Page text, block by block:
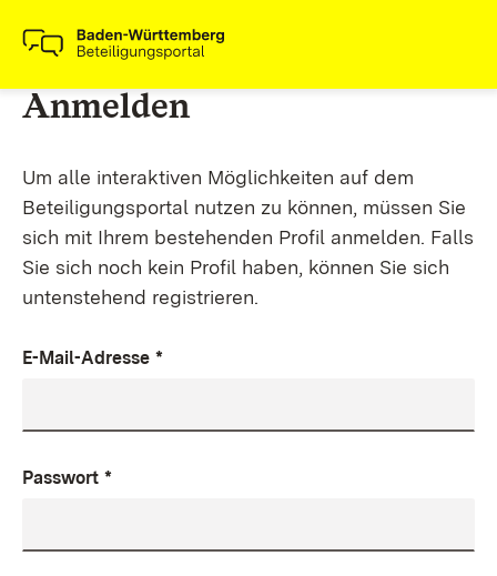
Anmelden
Um alle interaktiven Möglichkeiten auf dem
Beteiligungsportal nutzen zu können, müssen Sie
sich mit Ihrem bestehenden Profil anmelden. Falls
Sie sich noch kein Profil haben, können Sie sich
untenstehend registrieren.
E-Mail-Adresse *
Passwort *